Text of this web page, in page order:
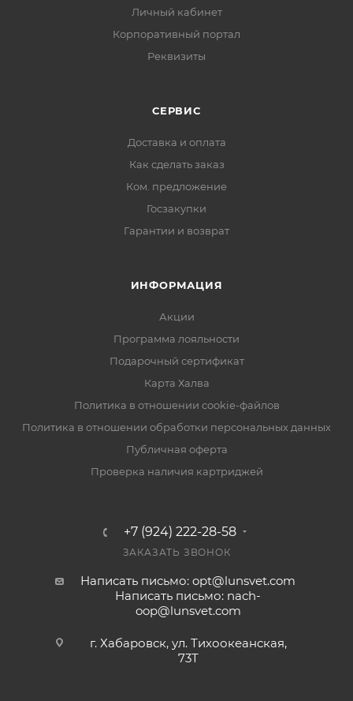
Личный кабинет
Корпоративный портал
Реквизиты
СЕРВИС
Доставка и оплата
Как сделать заказ
Ком. предложение
Госзакупки
Гарантии и возврат
ИНФОРМАЦИЯ
Акции
Программа лояльности
Подарочный сертификат
Карта Халва
Политика в отношении cookie-файлов
Политика в отношении обработки персональных данных
Публичная оферта
Проверка наличия картриджей
+7 (924) 222-28-58
ЗАКАЗАТЬ ЗВОНОК
Написать письмо: opt@lunsvet.com
Написать письмо: nach-
oop@lunsvet.com
г. Хабаровск, ул. Тихоокеанская,
73Т